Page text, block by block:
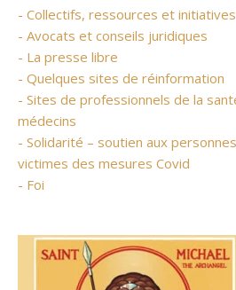
- Collectifs, ressources et initiatives
- Avocats et conseils juridiques
- La presse libre
- Quelques sites de réinformation
- Sites de professionnels de la
médecins
- Solidarité – soutien aux
victimes des mesures Covid
- Foi